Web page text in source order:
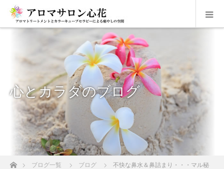
心とカラダのブログ
ホームブログ一覧 ブログ
不快な鼻水＆鼻詰まり・・・マル秘